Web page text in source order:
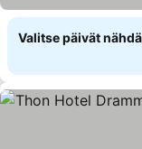
Valitse päivät